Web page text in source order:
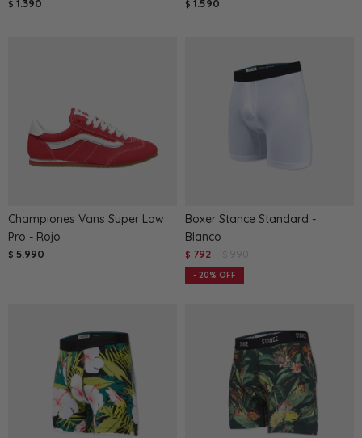
$ 1.390 $ 1.590
Championes Vans Super Low
Pro - Rojo
$ 5.990
Boxer Stance Standard -
Blanco
$ 792 $ 990
20